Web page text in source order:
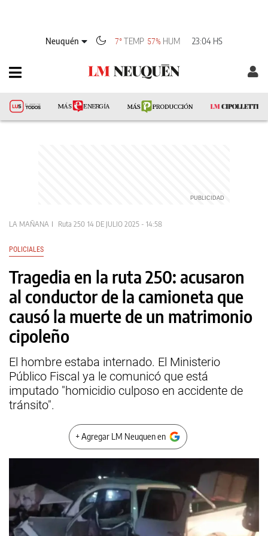
Neuquén 7° TEMP 57% HUM 23:04 HS
LA MAÑANA Ruta 250 14 DE JULIO 2025 - 14:58
POLICIALES
Tragedia en la ruta 250: acusaron
al conductor de la camioneta que
causó la muerte de un matrimonio
cipoleño
El hombre estaba internado. El Ministerio
Público Fiscal ya le comunicó que está
imputado "homicidio culposo en accidente de
tránsito".
+ Agregar LM Neuquen en